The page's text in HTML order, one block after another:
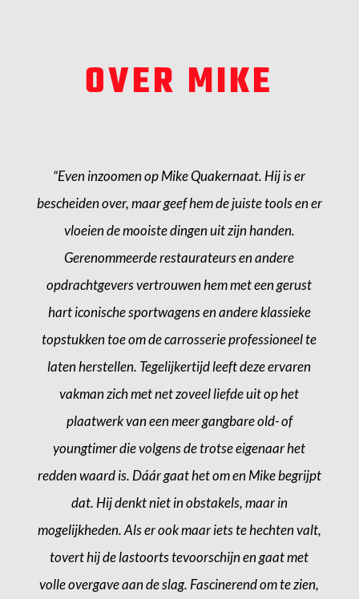
OVER MIKE
“Even inzoomen op Mike Quakernaat. Hij is er
bescheiden over, maar geef hem de juiste tools en er
vloeien de mooiste dingen uit zijn handen.
Gerenommeerde restaurateurs en andere
opdrachtgevers vertrouwen hem met een gerust
hart iconische sportwagens en andere klassieke
topstukken toe om de carrosserie professioneel te
laten herstellen. Tegelijkertijd leeft deze ervaren
vakman zich met net zoveel liefde uit op het
plaatwerk van een meer gangbare old- of
youngtimer die volgens de trotse eigenaar het
redden waard is. Dáár gaat het om en Mike begrijpt
dat. Hij denkt niet in obstakels, maar in
mogelijkheden. Als er ook maar iets te hechten valt,
tovert hij de lastoorts tevoorschijn en gaat met
volle overgave aan de slag. Fascinerend om te zien,